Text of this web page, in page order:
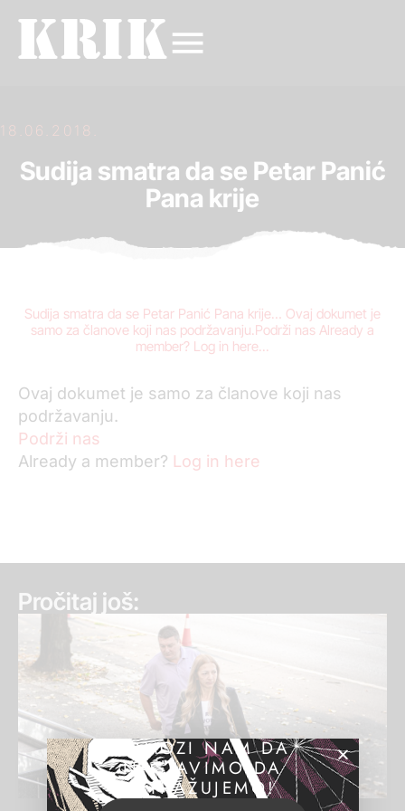
18.06.2018.
Sudija smatra da se Petar Panić
Pana krije
Sudija smatra da se Petar Panić Pana krije… Ovaj dokumet je
samo za članove koji nas podržavanju.Podrži nas Already a
member? Log in here...
Ovaj dokumet je samo za članove koji nas
podržavanju.
Podrži nas
Already a member? Log in here
Pročitaj još:
POMOZI NAM DA
NASTAVIMO DA
ISTRAŽUJEMO!